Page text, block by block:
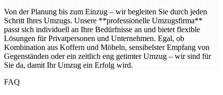
Von der Planung bis zum Einzug – wir begleiten Sie durch jeden
Schritt Ihres Umzugs. Unsere **professionelle Umzugsfirma**
passt sich individuell an Ihre Bedürfnisse an und bietet flexible
Lösungen für Privatpersonen und Unternehmen. Egal, ob
Kombination aus Koffern und Möbeln, sensibelster Empfang von
Gegenständen oder ein zeitlich eng getimter Umzug – wir sind für
Sie da, damit Ihr Umzug ein Erfolg wird.
FAQ